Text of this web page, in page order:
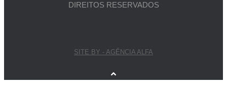
DIREITOS RESERVADOS
SITE BY - AGÊNCIA ALFA